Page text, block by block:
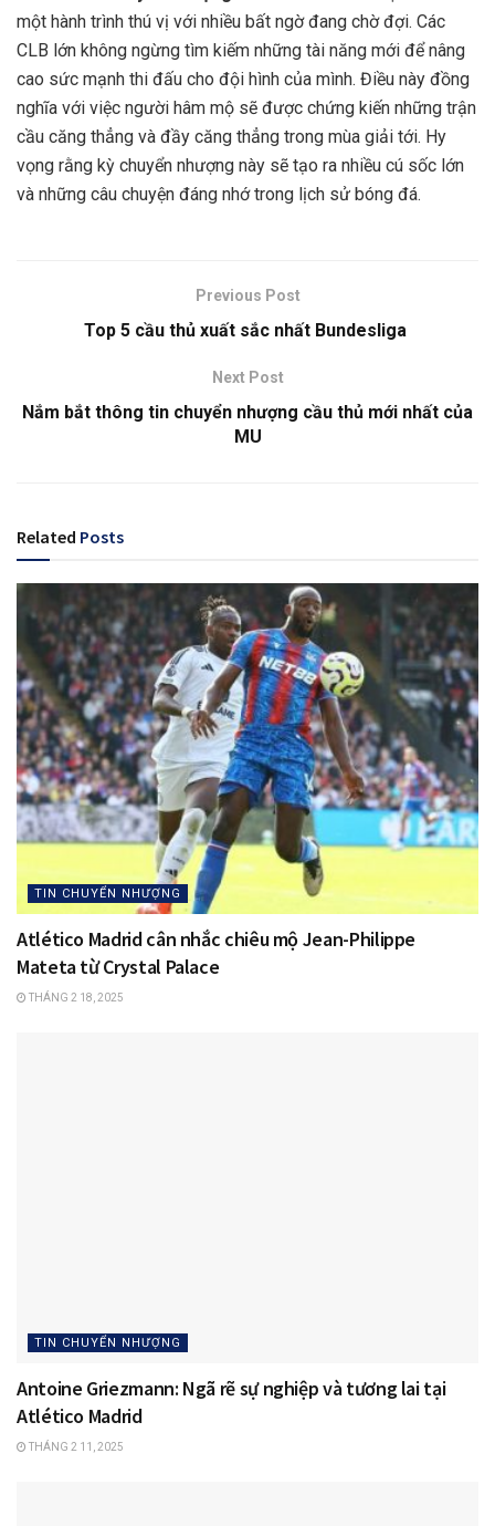
một hành trình thú vị với nhiều bất ngờ đang chờ đợi. Các
CLB lớn không ngừng tìm kiếm những tài năng mới để nâng
cao sức mạnh thi đấu cho đội hình của mình. Điều này đồng
nghĩa với việc người hâm mộ sẽ được chứng kiến những trận
cầu căng thẳng và đầy căng thẳng trong mùa giải tới. Hy
vọng rằng kỳ chuyển nhượng này sẽ tạo ra nhiều cú sốc lớn
và những câu chuyện đáng nhớ trong lịch sử bóng đá.
Previous Post
Top 5 cầu thủ xuất sắc nhất Bundesliga
Next Post
Nắm bắt thông tin chuyển nhượng cầu thủ mới nhất của
MU
Related Posts
TIN CHUYỂN NHƯỢNG
Atlético Madrid cân nhắc chiêu mộ Jean-Philippe
Mateta từ Crystal Palace
THÁNG 2 18, 2025
TIN CHUYỂN NHƯỢNG
Antoine Griezmann: Ngã rẽ sự nghiệp và tương lai tại
Atlético Madrid
THÁNG 2 11, 2025